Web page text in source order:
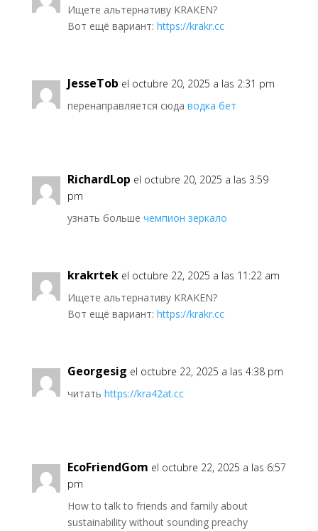
Ищете альтернативу KRAKEN?
Вот ещё вариант: https://krakr.cc
JesseTob el octubre 20, 2025 a las 2:31 pm
перенаправляется сюда водка бет
RichardLop el octubre 20, 2025 a las 3:59
pm
узнать больше чемпион зеркало
krakrtek el octubre 22, 2025 a las 11:22 am
Ищете альтернативу KRAKEN?
Вот ещё вариант: https://krakr.cc
Georgesig el octubre 22, 2025 a las 4:38 pm
читать https://kra42at.cc
EcoFriendGom el octubre 22, 2025 a las 6:57
pm
How to talk to friends and family about
sustainability without sounding preachy